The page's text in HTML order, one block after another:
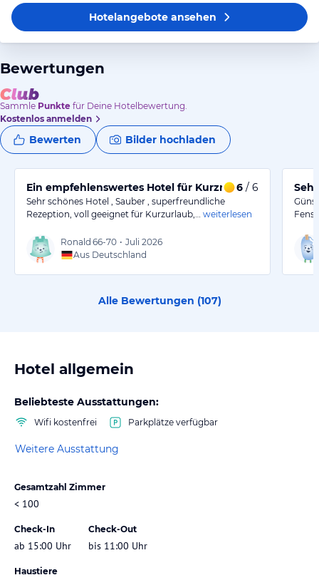
Hotelangeboteansehen
Bewertungen
Sammle Punkte für Deine Hotelbewertung.
Kostenlos anmelden
Bewerten Bilder hochladen
Ein empfehlenswertes Hotel für Kurzreisen in guter
6 / 6
Sehr schönes Hotel , Sauber , superfreundliche
Rezeption, voll geeignet für Kurzurlaub,…
weiterlesen
Ronald 66-70 • Juli 2026
Aus Deutschland
Alle Bewertungen (107)
Hotel allgemein
Beliebteste Ausstattungen:
Wifi kostenfrei Parkplätze verfügbar
Weitere Ausstattung
Gesamtzahl Zimmer
< 100
Check-In
ab 15:00 Uhr
Check-Out
bis 11:00 Uhr
Haustiere